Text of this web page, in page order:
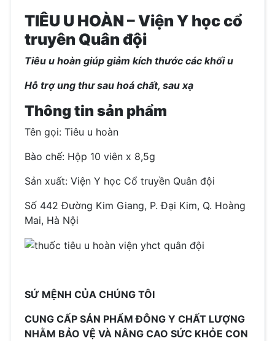
TIÊU U HOÀN – Viện Y học cổ
truyên Quân đội
Tiêu u hoàn giúp giảm kích thước các khối u
Hỗ trợ ung thư sau hoá chất, sau xạ
Thông tin sản phẩm
Tên gọi: Tiêu u hoàn
Bào chế: Hộp 10 viên x 8,5g
Sản xuất: Viện Y học Cổ truyền Quân đội
Số 442 Đường Kim Giang, P. Đại Kim, Q. Hoàng
Mai, Hà Nội
SỨ MỆNH CỦA CHÚNG TÔI
CUNG CẤP SẢN PHẨM ĐÔNG Y CHẤT LƯỢNG
NHẰM BẢO VỆ VÀ NÂNG CAO SỨC KHỎE CON